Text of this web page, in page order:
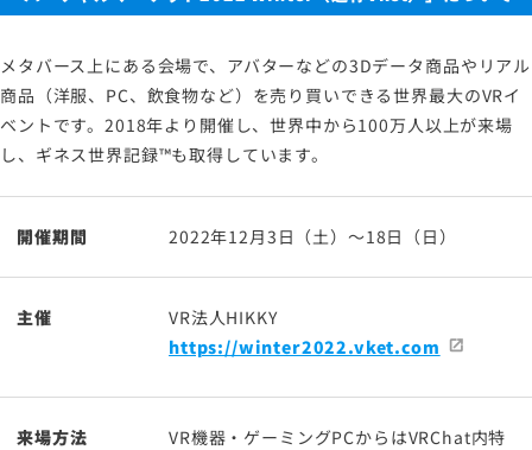
メタバース上にある会場で、アバターなどの3Dデータ商品やリアル
商品（洋服、PC、飲食物など）を売り買いできる世界最大のVRイ
ベントです。2018年より開催し、世界中から100万人以上が来場
し、ギネス世界記録™も取得しています。
開催期間 2022年12月3日（土）～18日（日）
主催
VR法人HIKKY
https://winter2022.vket.com
来場方法 VR機器・ゲーミングPCからはVRChat内特